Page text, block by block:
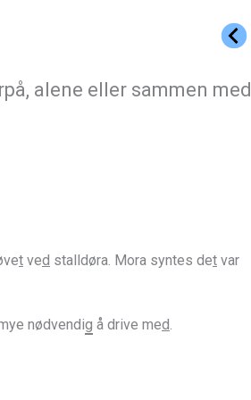
alene eller sammen med
t ved stalldøra. Mora syntes det var
nødvendig å drive med